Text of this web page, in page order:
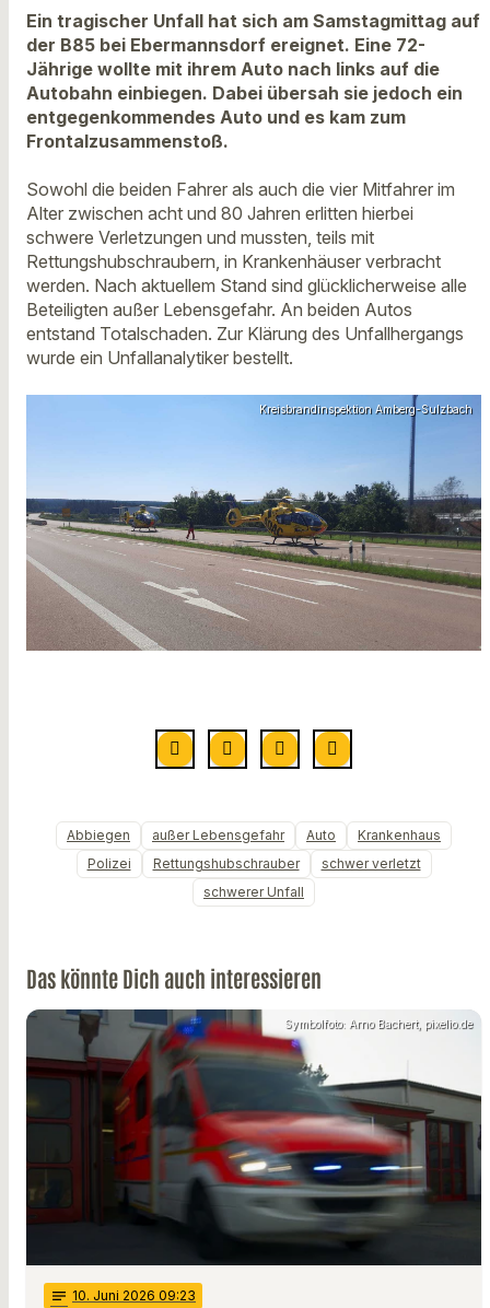
Ein tragischer Unfall hat sich am Samstagmittag auf
der B85 bei Ebermannsdorf ereignet. Eine 72-
Jährige wollte mit ihrem Auto nach links auf die
Autobahn einbiegen. Dabei übersah sie jedoch ein
entgegenkommendes Auto und es kam zum
Frontalzusammenstoß.
Sowohl die beiden Fahrer als auch die vier Mitfahrer im
Alter zwischen acht und 80 Jahren erlitten hierbei
schwere Verletzungen und mussten, teils mit
Rettungshubschraubern, in Krankenhäuser verbracht
werden. Nach aktuellem Stand sind glücklicherweise alle
Beteiligten außer Lebensgefahr. An beiden Autos
entstand Totalschaden. Zur Klärung des Unfallhergangs
wurde ein Unfallanalytiker bestellt.
Kreisbrandinspektion Amberg-Sulzbach
Abbiegen außer Lebensgefahr Auto
Krankenhaus
Polizei
Rettungshubschrauber
schwer verletzt
schwerer Unfall
Das könnte Dich auch interessieren
Symbolfoto: Arno Bachert, pixelio.de
notes 10. Juni 2026 09:23